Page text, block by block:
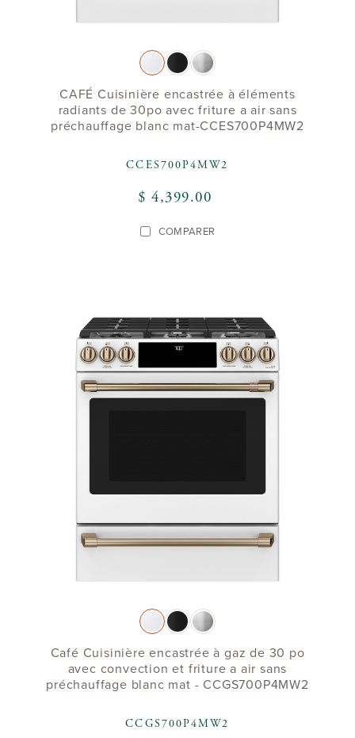
CAFÉ Cuisinière encastrée à éléments
radiants de 30po avec friture a air sans
préchauffage blanc mat-CCES700P4MW2
CCES700P4MW2
$ 4,399.00
COMPARER
Café Cuisinière encastrée à gaz de 30 po
avec convection et friture a air sans
préchauffage blanc mat - CCGS700P4MW2
CCGS700P4MW2